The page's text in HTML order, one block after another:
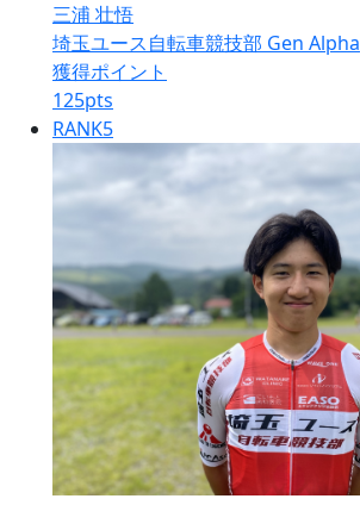
三浦 壮悟
埼玉ユース自転車競技部 Gen Alpha
獲得ポイント
125pts
RANK5